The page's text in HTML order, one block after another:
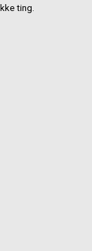
ting.